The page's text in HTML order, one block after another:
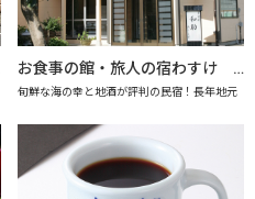
お食事の館・旅人の宿わすけ 【上越市地産地消推進の店認定店】
旬鮮な海の幸と地酒が評判の民宿！長年地元